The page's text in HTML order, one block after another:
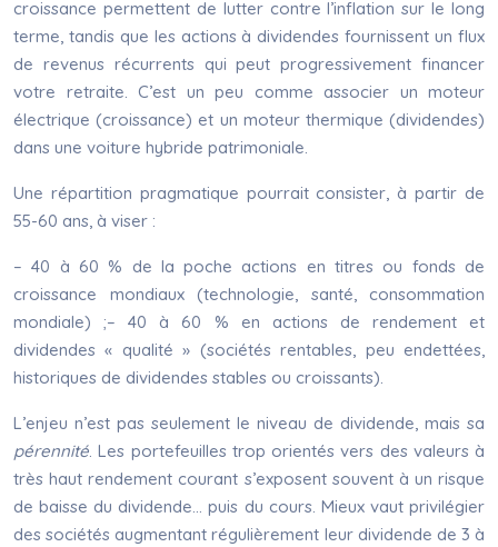
croissance permettent de lutter contre l’inflation sur le long
terme, tandis que les actions à dividendes fournissent un flux
de revenus récurrents qui peut progressivement financer
votre retraite. C’est un peu comme associer un moteur
électrique (croissance) et un moteur thermique (dividendes)
dans une voiture hybride patrimoniale.
Une répartition pragmatique pourrait consister, à partir de
55-60 ans, à viser :
– 40 à 60 % de la poche actions en titres ou fonds de
croissance mondiaux (technologie, santé, consommation
mondiale) ;– 40 à 60 % en actions de rendement et
dividendes « qualité » (sociétés rentables, peu endettées,
historiques de dividendes stables ou croissants).
L’enjeu n’est pas seulement le niveau de dividende, mais sa
pérennité. Les portefeuilles trop orientés vers des valeurs à
très haut rendement courant s’exposent souvent à un risque
de baisse du dividende… puis du cours. Mieux vaut privilégier
des sociétés augmentant régulièrement leur dividende de 3 à